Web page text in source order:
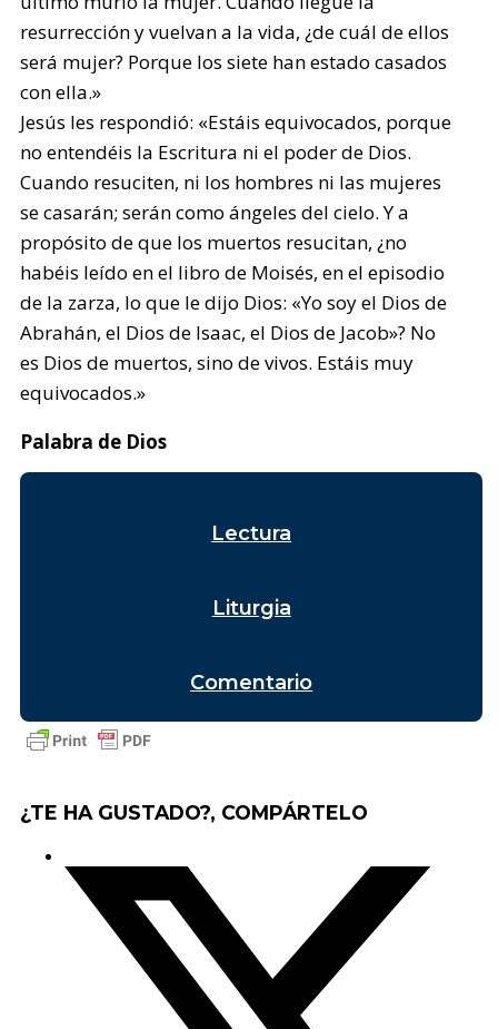
resurrección y vuelvan a la vida, ¿de cuál de ellos
será mujer? Porque los siete han estado casados
con ella.»
Jesús les respondió: «Estáis equivocados, porque
no entendéis la Escritura ni el poder de Dios.
Cuando resuciten, ni los hombres ni las mujeres
se casarán; serán como ángeles del cielo. Y a
propósito de que los muertos resucitan, ¿no
habéis leído en el libro de Moisés, en el episodio
de la zarza, lo que le dijo Dios: «Yo soy el Dios de
Abrahán, el Dios de Isaac, el Dios de Jacob»? No
es Dios de muertos, sino de vivos. Estáis muy
equivocados.»
Palabra de Dios
Lectura
Liturgia
Comentario
¿TE HA GUSTADO?, COMPÁRTELO